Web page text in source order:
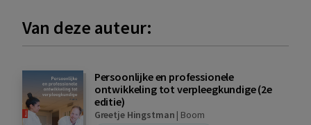
Van deze auteur:
Persoonlijke en professionele
ontwikkeling tot verpleegkundige (2e
editie)
Greetje Hingstman | Boom